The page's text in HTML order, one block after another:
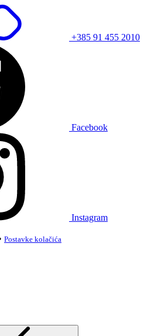
+385 91 455 2010
Facebook
Instagram
Postavke kolačića